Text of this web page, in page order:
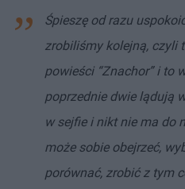
Śpieszę od razu
zrobiliśmy kolejną, czyli
powieści “Znachor” i to
poprzednie dwie lądują
w sejfie i nikt nie ma do
może sobie obejrzeć,
porównać, zrobić z tym